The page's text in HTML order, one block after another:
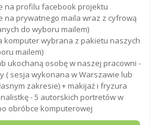
na profilu facebook projektu
na prywatnego maila wraz z cyfrową
do wyboru mailem)
komputer wybrana z pakietu naszych
mailem)
ukochaną osobę w naszej pracowni -
( sesja wykonana w Warszawie lub
zakresie) + makijaż i fryzura
- 5 autorskich portretów w
obróbce komputerowej